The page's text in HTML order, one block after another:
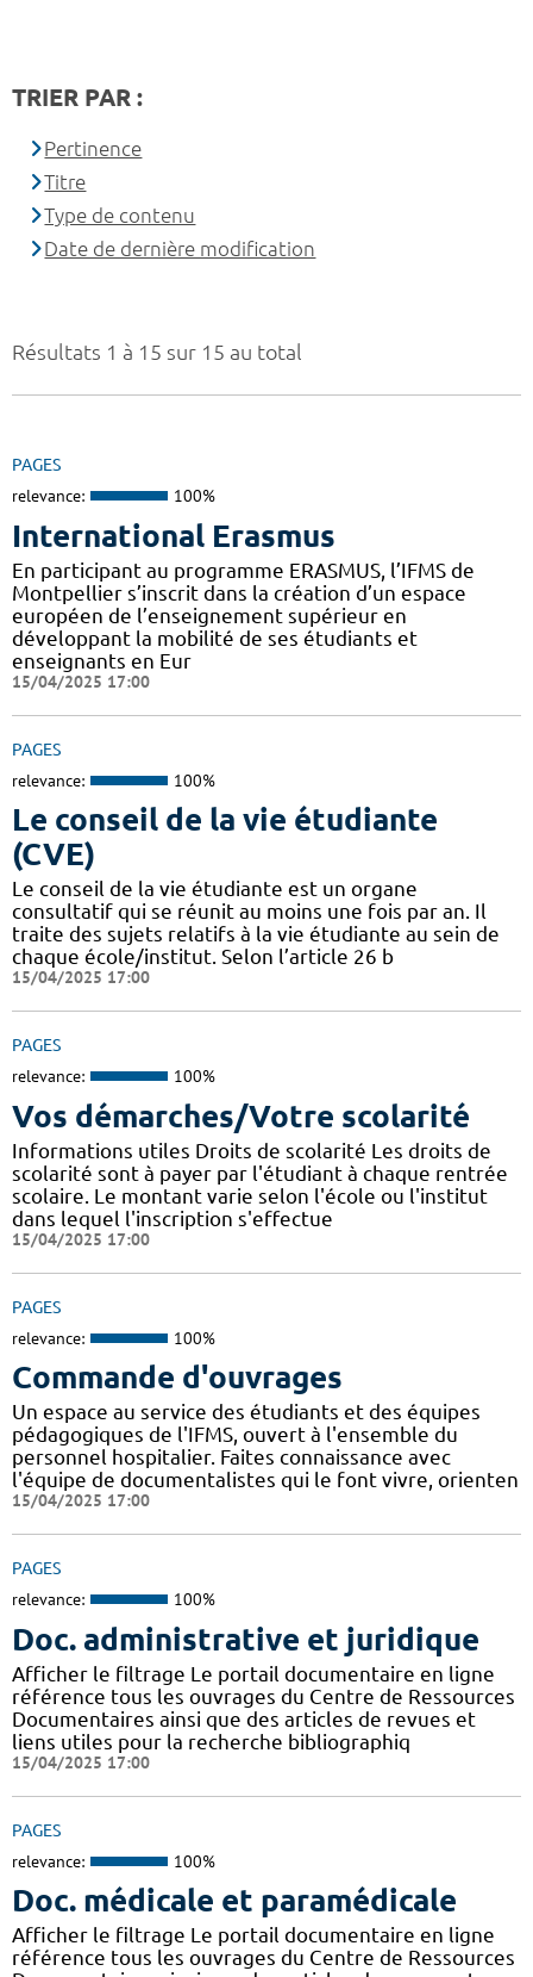
Résultats 1 à 15 sur 15 au total
PAGES
relevance: 100%
International Erasmus
En participant au programme ERASMUS, l’IFMS de
Montpellier s’inscrit dans la création d’un espace
européen de l’enseignement supérieur en
développant la mobilité de ses étudiants et
enseignants en Eur
15/04/2025 17:00
PAGES
relevance: 100%
Le conseil de la vie étudiante
(CVE)
Le conseil de la vie étudiante est un organe
consultatif qui se réunit au moins une fois par an. Il
traite des sujets relatifs à la vie étudiante au sein de
chaque école/institut. Selon l’article 26 b
15/04/2025 17:00
PAGES
relevance: 100%
Vos démarches/Votre scolarité
Informations utiles Droits de scolarité Les droits de
scolarité sont à payer par l'étudiant à chaque rentrée
scolaire. Le montant varie selon l'école ou l'institut
dans lequel l'inscription s'effectue
15/04/2025 17:00
PAGES
relevance: 100%
Commande d'ouvrages
Un espace au service des étudiants et des équipes
pédagogiques de l'IFMS, ouvert à l'ensemble du
personnel hospitalier. Faites connaissance avec
l'équipe de documentalistes qui le font vivre, orienten
15/04/2025 17:00
PAGES
relevance: 100%
Doc. administrative et juridique
Afficher le filtrage Le portail documentaire en ligne
référence tous les ouvrages du Centre de Ressources
Documentaires ainsi que des articles de revues et
liens utiles pour la recherche bibliographiq
15/04/2025 17:00
PAGES
relevance: 100%
Doc. médicale et paramédicale
Afficher le filtrage Le portail documentaire en ligne
référence tous les ouvrages du Centre de Ressources
TRIER PAR :
Pertinence
Titre
Type de contenu
Date de dernière modification